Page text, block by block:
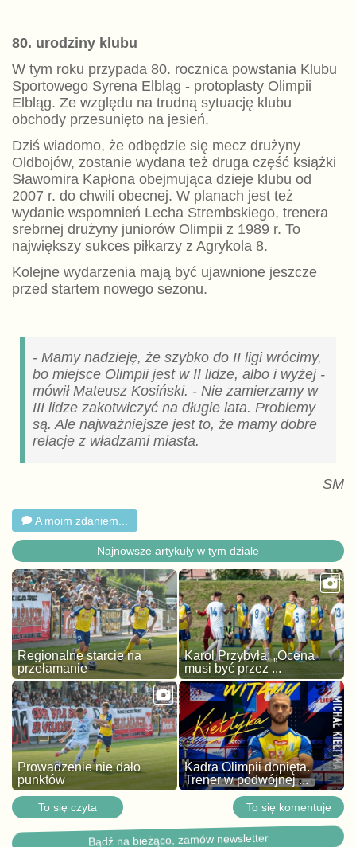
80. urodziny klubu
W tym roku przypada 80. rocznica powstania Klubu
Sportowego Syrena Elbląg - protoplasty Olimpii
Elbląg. Ze względu na trudną sytuację klubu
obchody przesunięto na jesień.
Dziś wiadomo, że odbędzie się mecz drużyny
Oldbojów, zostanie wydana też druga część książki
Sławomira Kapłona obejmująca dzieje klubu od
2007 r. do chwili obecnej. W planach jest też
wydanie wspomnień Lecha Strembskiego, trenera
srebrnej drużyny juniorów Olimpii z 1989 r. To
największy sukces piłkarzy z Agrykola 8.
Kolejne wydarzenia mają być ujawnione jeszcze
przed startem nowego sezonu.
- Mamy nadzieję, że szybko do II ligi wrócimy,
bo miejsce Olimpii jest w II lidze, albo i wyżej -
mówił Mateusz Kosiński. - Nie zamierzamy w
III lidze zakotwiczyć na długie lata. Problemy
są. Ale najważniejsze jest to, że mamy dobre
relacje z władzami miasta.
SM
A moim zdaniem...
Najnowsze artykuły w tym dziale
Regionalne starcie na
przełamanie
Karol Przybyła: „Ocena
musi być przez ...
Prowadzenie nie dało
punktów
Kadra Olimpii dopięta.
Trener w podwójnej ...
To się czyta To się komentuje
Bądź na bieżąco, zamów newsletter